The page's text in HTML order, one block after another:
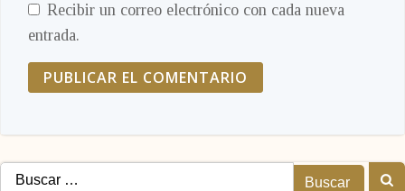
Recibir un correo electrónico con cada nueva
entrada.
Buscar: